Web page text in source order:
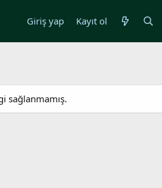
Giriş yap Kayıt ol
sağlanmamış.